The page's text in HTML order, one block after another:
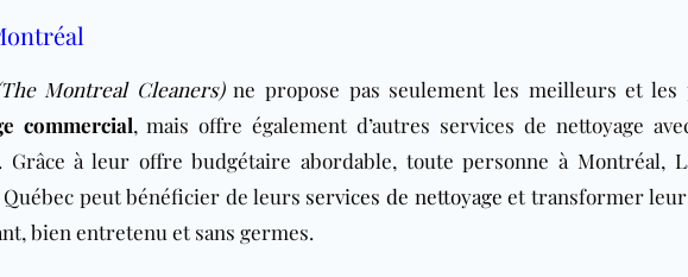
Montreal Cleaners)ne propose pas seulement les meilleurs et les
commercial, mais offre également d’autres services de nettoyage
Grâce à leur offre budgétaire abordable, toute personne à Montréal,
peut bénéficier de leurs services de nettoyage et transformer
bien entretenu et sans germes.